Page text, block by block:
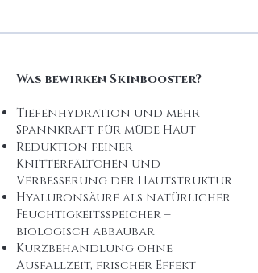
Was bewirken Skinbooster?
Tiefenhydration und mehr
Spannkraft für müde Haut
Reduktion feiner
Knitterfältchen und
Verbesserung der Hautstruktur
Hyaluronsäure als natürlicher
Feuchtigkeitsspeicher –
biologisch abbaubar
Kurzbehandlung ohne
Ausfallzeit, frischer Effekt